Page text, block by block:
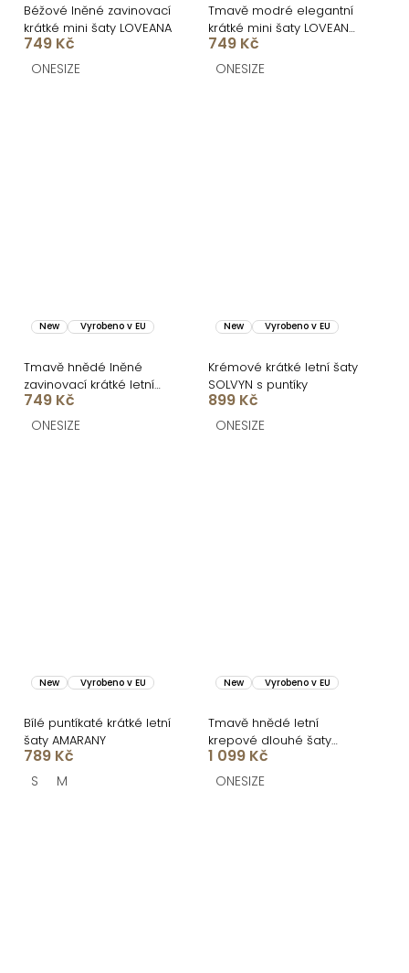
Béžové lněné zavinovací
krátké mini šaty LOVEANA
749 Kč
ONESIZE
Tmavě modré elegantní
krátké mini šaty LOVEANA
s volánkem
749 Kč
ONESIZE
New Vyrobeno v EU
Tmavě hnědé lněné
zavinovací krátké letní
šaty LOVEANA
749 Kč
ONESIZE
New Vyrobeno v EU
Krémové krátké letní šaty
SOLVYN s puntíky
899 Kč
ONESIZE
New Vyrobeno v EU
Bílé puntíkaté krátké letní
šaty AMARANY
789 Kč
S M
New Vyrobeno v EU
Tmavě hnědé letní
krepové dlouhé šaty
ROSAVIA
1 099 Kč
ONESIZE